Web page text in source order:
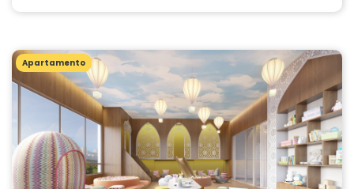
Apartamento